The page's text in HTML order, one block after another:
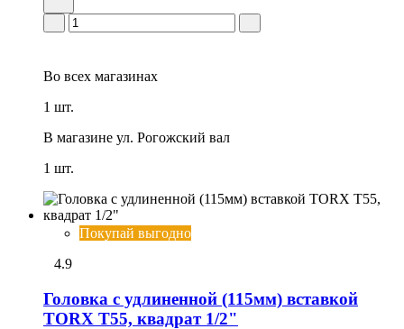
Во всех магазинах
1 шт.
В магазине ул. Рогожский вал
1 шт.
Покупай выгодно
4.9
Головка с удлиненной (115мм) вставкой
TORX T55, квадрат 1/2"